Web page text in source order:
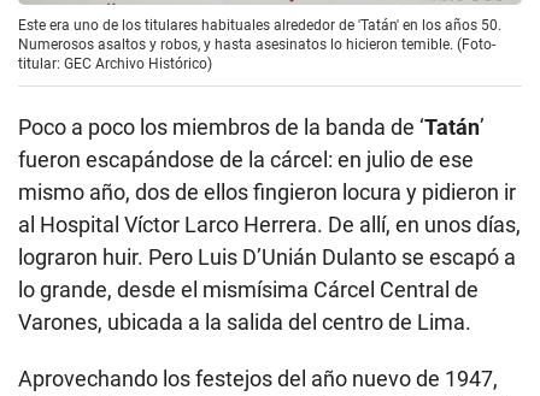
Este era uno de los titulares habituales alrededor de 'Tatán' en los años 50.
Numerosos asaltos y robos, y hasta asesinatos lo hicieron temible. (Foto-
titular: GEC Archivo Histórico)
Poco a poco los miembros de la banda de ‘Tatán’
fueron escapándose de la cárcel: en julio de ese
mismo año, dos de ellos fingieron locura y pidieron ir
al Hospital Víctor Larco Herrera. De allí, en unos días,
lograron huir. Pero Luis D’Unián Dulanto se escapó a
lo grande, desde el mismísima Cárcel Central de
Varones, ubicada a la salida del centro de Lima.
Aprovechando los festejos del año nuevo de 1947,